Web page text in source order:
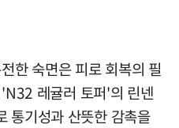
한 숙면은 피로 회복의 필
레귤러 토퍼'의 린넨
통기성과 산뜻한 감촉을